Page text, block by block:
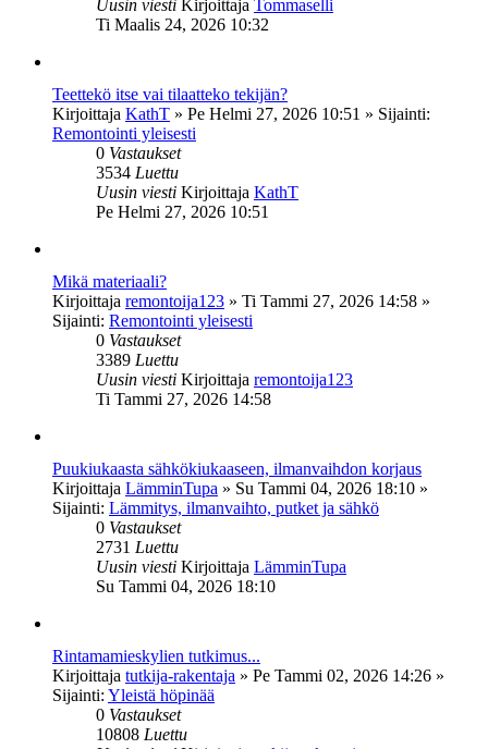
Uusin viesti Kirjoittaja Tommaselli
Ti Maalis 24, 2026 10:32
Teettekö itse vai tilaatteko tekijän?
Kirjoittaja KathT » Pe Helmi 27, 2026 10:51 » Sijainti:
Remontointi yleisesti
0 Vastaukset
3534 Luettu
Uusin viesti Kirjoittaja KathT
Pe Helmi 27, 2026 10:51
Mikä materiaali?
Kirjoittaja remontoija123 » Ti Tammi 27, 2026 14:58 »
Sijainti: Remontointi yleisesti
0 Vastaukset
3389 Luettu
Uusin viesti Kirjoittaja remontoija123
Ti Tammi 27, 2026 14:58
Puukiukaasta sähkökiukaaseen, ilmanvaihdon korjaus
Kirjoittaja LämminTupa » Su Tammi 04, 2026 18:10 »
Sijainti: Lämmitys, ilmanvaihto, putket ja sähkö
0 Vastaukset
2731 Luettu
Uusin viesti Kirjoittaja LämminTupa
Su Tammi 04, 2026 18:10
Rintamamieskylien tutkimus...
Kirjoittaja tutkija-rakentaja » Pe Tammi 02, 2026 14:26 »
Sijainti: Yleistä höpinää
0 Vastaukset
10808 Luettu